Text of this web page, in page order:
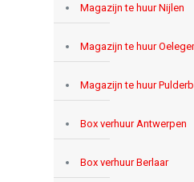
Magazijn te huur Nijlen
Magazijn te huur
Magazijn te huur
Box verhuur Antwerpen
Box verhuur Berlaar